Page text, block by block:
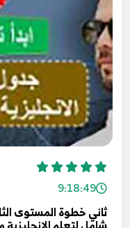
9:18:49
ثاني خطوة المستوى